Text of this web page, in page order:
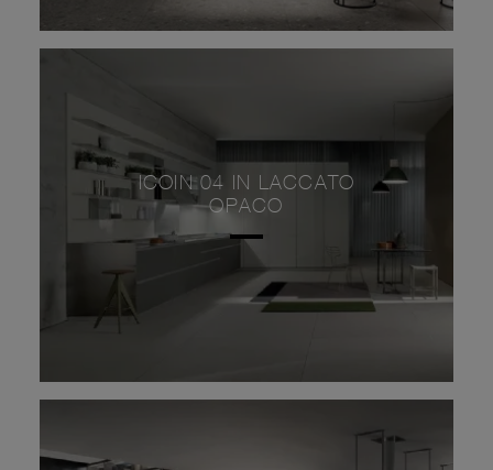
ICOIN 04 IN LACCATO
OPACO